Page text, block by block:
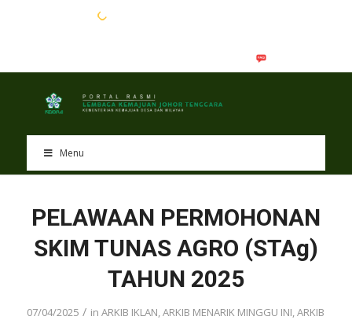
Menu
PELAWAAN PERMOHONAN
SKIM TUNAS AGRO (STAg)
TAHUN 2025
07/04/2025 / inARKIB IKLAN,ARKIB MENARIK MINGGU INI,ARKIB